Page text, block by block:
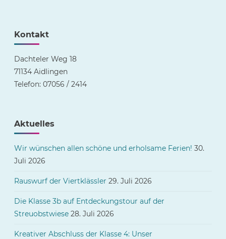
Kontakt
Dachteler Weg 18
71134 Aidlingen
Telefon: 07056 / 2414
Aktuelles
Wir wünschen allen schöne und erholsame Ferien! 30.
Juli 2026
Rauswurf der Viertklässler 29. Juli 2026
Die Klasse 3b auf Entdeckungstour auf der
Streuobstwiese 28. Juli 2026
Kreativer Abschluss der Klasse 4: Unser